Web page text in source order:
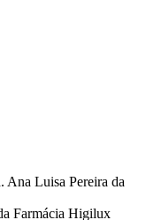
Ana Luisa Pereira da
Farmácia Higilux